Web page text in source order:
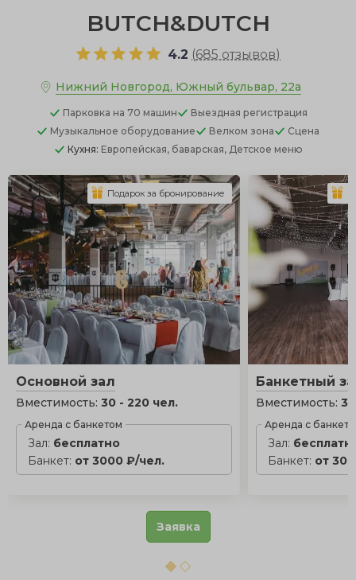
BUTCH&DUTCH
4.2 (685 отзывов)
Нижний Новгород, Южный бульвар, 22а
Парковка на 70 машин
Выездная регистрация
Музыкальное оборудование
Велком зона
Сцена
Кухня: Европейская, баварская, Детское меню
Основной зал
Вместимость: 30 - 220 чел.
Аренда с банкетом
Зал: бесплатно
Банкет: от 3000 ₽/чел.
Подарок за бронирование
Банкетный
Вместимость:
Аренда с
Зал:
Банкет: от
Заявка